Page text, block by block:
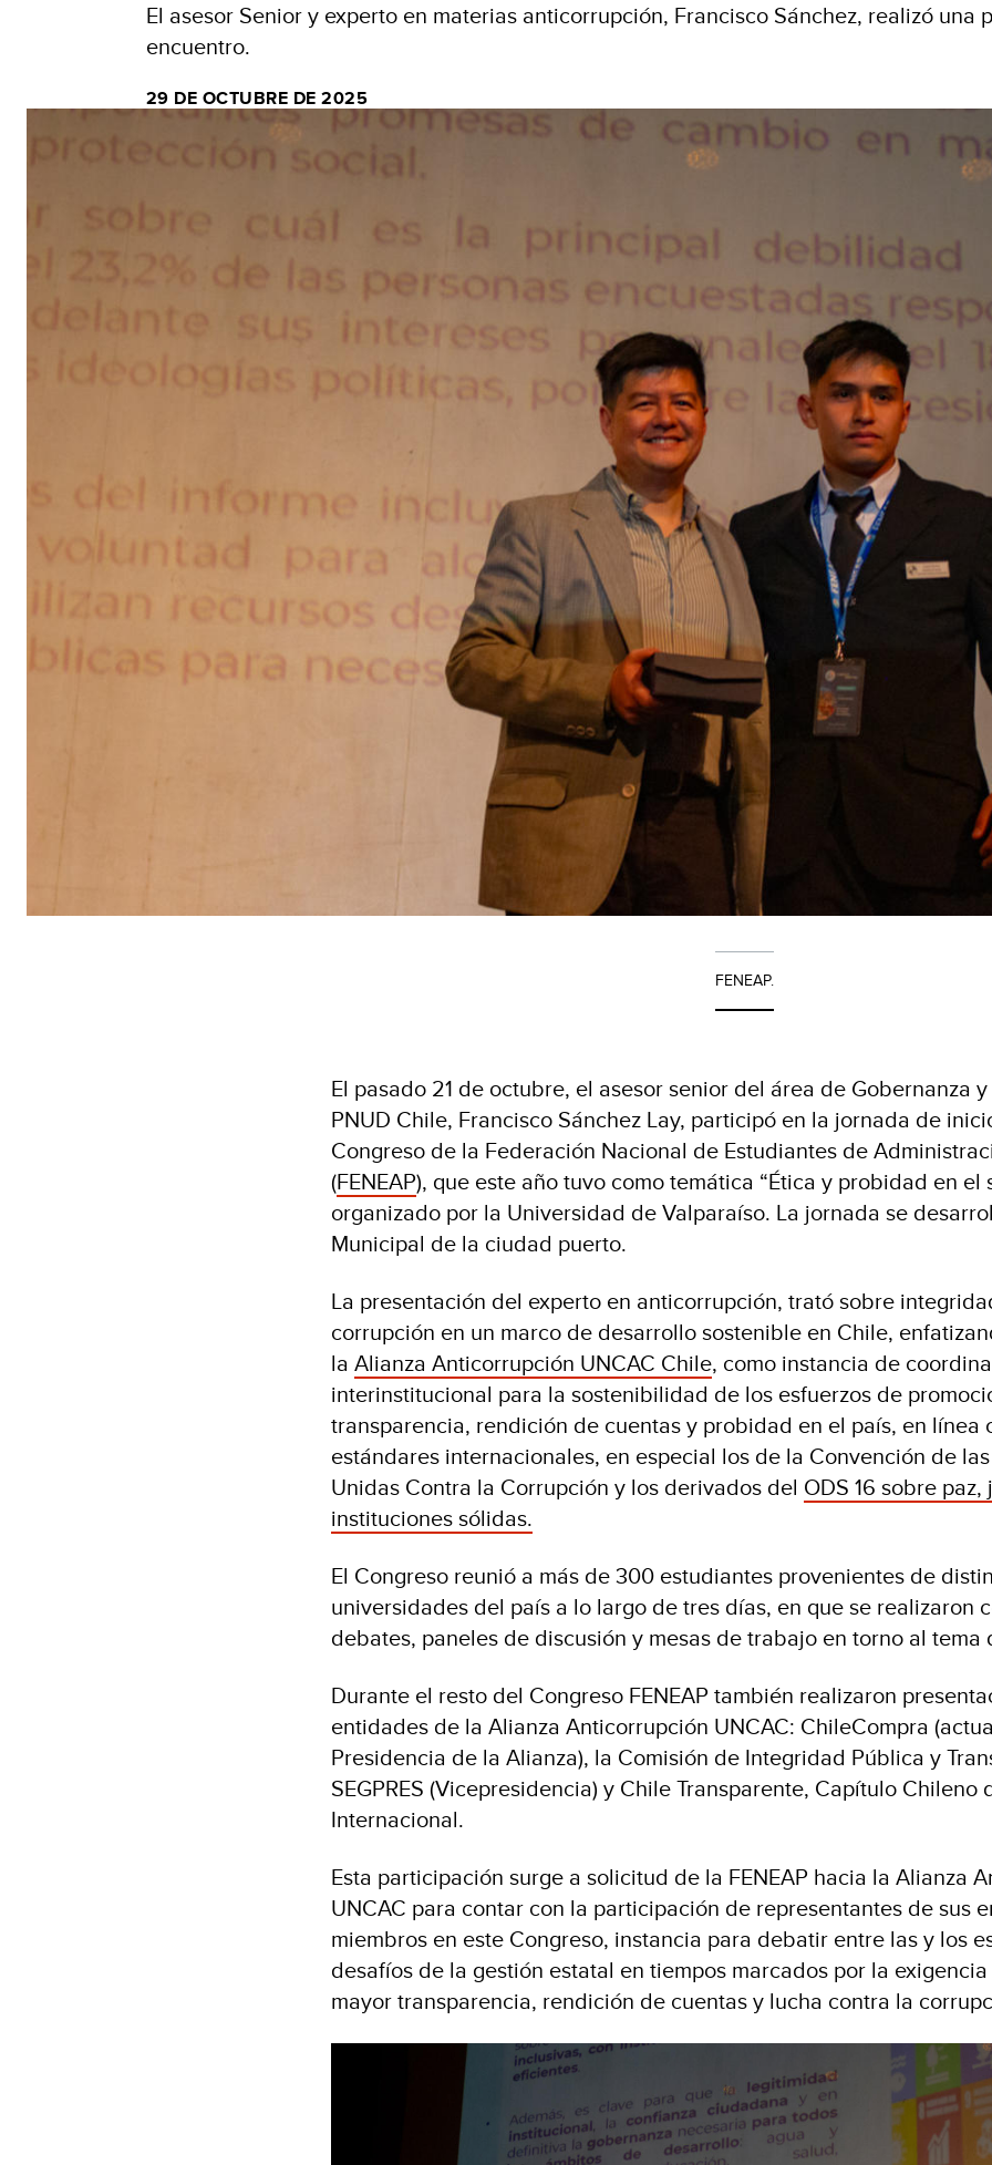
El asesor Senior y experto en materias anticorrupción, Francisco Sánchez, realizó una
encuentro.
29 DE OCTUBRE DE 2025
FENEAP.
El pasado 21 de octubre, el asesor senior del área de Gobernanza
PNUD Chile, Francisco Sánchez Lay, participó en la jornada de
Congreso de la Federación Nacional de Estudiantes de
(FENEAP), que este año tuvo como temática “Ética y probidad en el
organizado por la Universidad de Valparaíso. La jornada se
Municipal de la ciudad puerto.
La presentación del experto en anticorrupción, trató sobre
corrupción en un marco de desarrollo sostenible en Chile,
la Alianza Anticorrupción UNCAC Chile, como instancia de
interinstitucional para la sostenibilidad de los esfuerzos de
transparencia, rendición de cuentas y probidad en el país, en línea
estándares internacionales, en especial los de la Convención de
Unidas Contra la Corrupción y los derivados del ODS 16 sobre
instituciones sólidas.
El Congreso reunió a más de 300 estudiantes provenientes de
universidades del país a lo largo de tres días, en que se realizaron
debates, paneles de discusión y mesas de trabajo en torno al tema
Durante el resto del Congreso FENEAP también realizaron
entidades de la Alianza Anticorrupción UNCAC: ChileCompra
Presidencia de la Alianza), la Comisión de Integridad Pública y
SEGPRES (Vicepresidencia) y Chile Transparente, Capítulo Chileno
Internacional.
Esta participación surge a solicitud de la FENEAP hacia la Alianza
UNCAC para contar con la participación de representantes de sus
miembros en este Congreso, instancia para debatir entre las y los
desafíos de la gestión estatal en tiempos marcados por la
mayor transparencia, rendición de cuentas y lucha contra la